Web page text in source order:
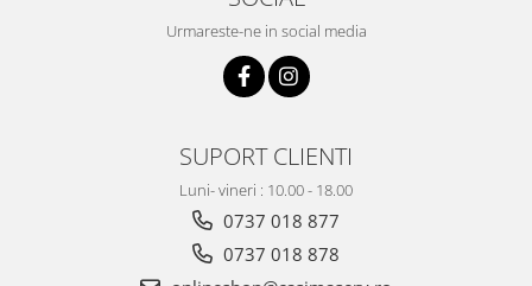
Urmareste-ne in social media
SUPORT CLIENTI
Luni- vineri : 10.00 - 18.00
0737 018 877
0737 018 878